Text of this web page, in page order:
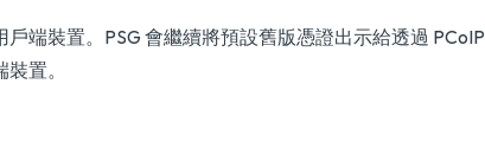
端裝置。PSG 會繼續將預設舊版憑證出示給透過 PCoIP
置。